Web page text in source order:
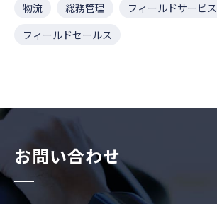
物流 総務管理
フィールドサービス
フィールドセールス
お問い合わせ